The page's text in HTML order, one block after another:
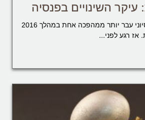
השינויים בפנסיה
תחום הביטוח הפנסיוני עבר יותר ממהפכה אחת במהלך 2016
אז רגע לפני...